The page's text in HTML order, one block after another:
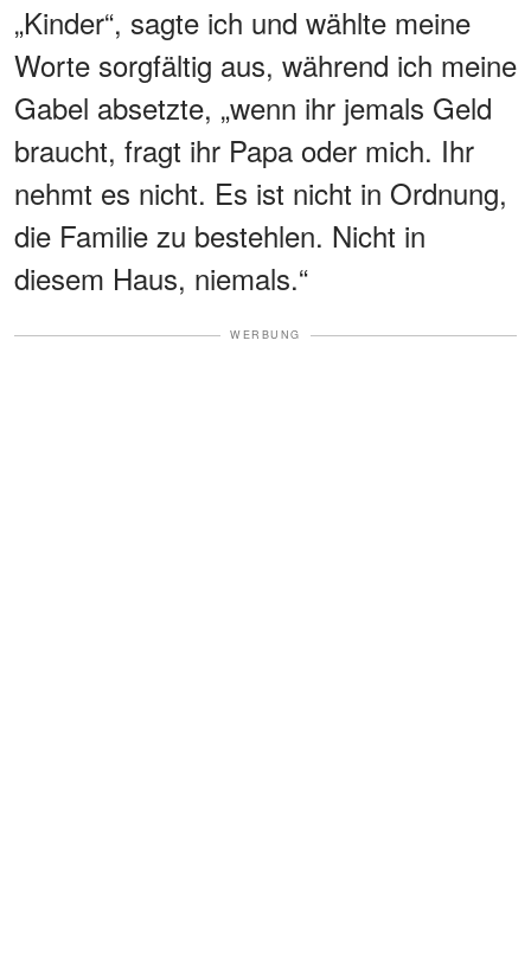
„Kinder“, sagte ich und wählte meine
Worte sorgfältig aus, während ich meine
Gabel absetzte, „wenn ihr jemals Geld
braucht, fragt ihr Papa oder mich. Ihr
nehmt es nicht. Es ist nicht in Ordnung,
die Familie zu bestehlen. Nicht in
diesem Haus, niemals.“
WERBUNG